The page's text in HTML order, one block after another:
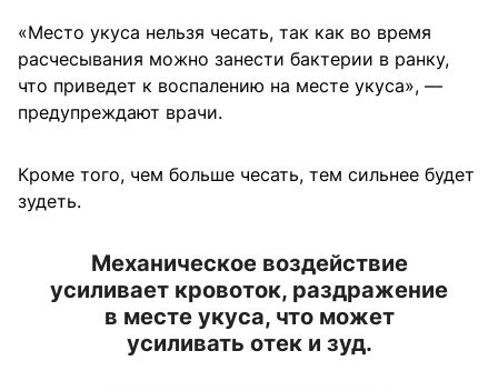
«Место укуса нельзя чесать, так как во время
расчесывания можно занести бактерии в ранку,
что приведет к воспалению на месте укуса», —
предупреждают врачи.
Кроме того, чем больше чесать, тем сильнее будет
зудеть.
Механическое воздействие
усиливает кровоток, раздражение
в месте укуса, что может
усиливать отек и зуд.